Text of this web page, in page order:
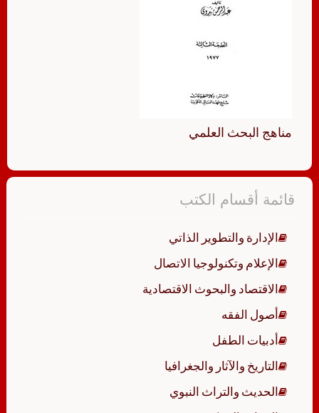
مناهج البحث العلمي
قائمة أقسام الكتب
الإدارة والتطوير الذاتي
الإعلام وتكنولوجيا الاتصال
الاقتصاد والبحوث الاقتصادية
أصول الفقه
أدبيات الطفل
التاريخ والآثار والجغرافيا
الحديث والتراث النبوي